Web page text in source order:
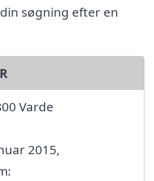
søgning efter en
Varde
2015,